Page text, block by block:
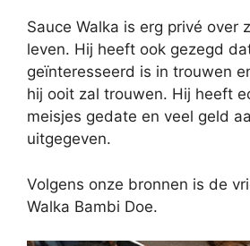
Sauce Walka is erg privé over
leven. Hij heeft ook gezegd
geïnteresseerd is in trouwen
hij ooit zal trouwen. Hij heeft
meisjes gedate en veel geld
uitgegeven.
Volgens onze bronnen is de
Walka Bambi Doe.